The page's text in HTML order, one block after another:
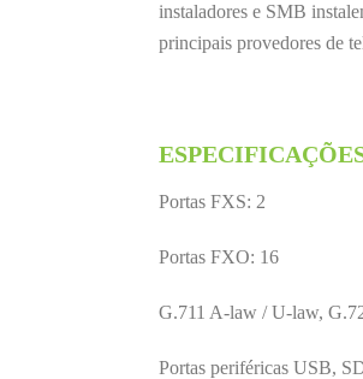
instaladores e SMB
principais provedores de
Portas FXS: 2
Portas FXO: 16
G.711 A-law / U-law,
Portas periféricas USB,